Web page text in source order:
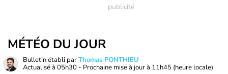
MÉTÉO DU JOUR
Bulletin établi parThomas PONTHIEU
Actualisé à 05h30 - Prochaine mise à jour à 11h45 (heure locale)